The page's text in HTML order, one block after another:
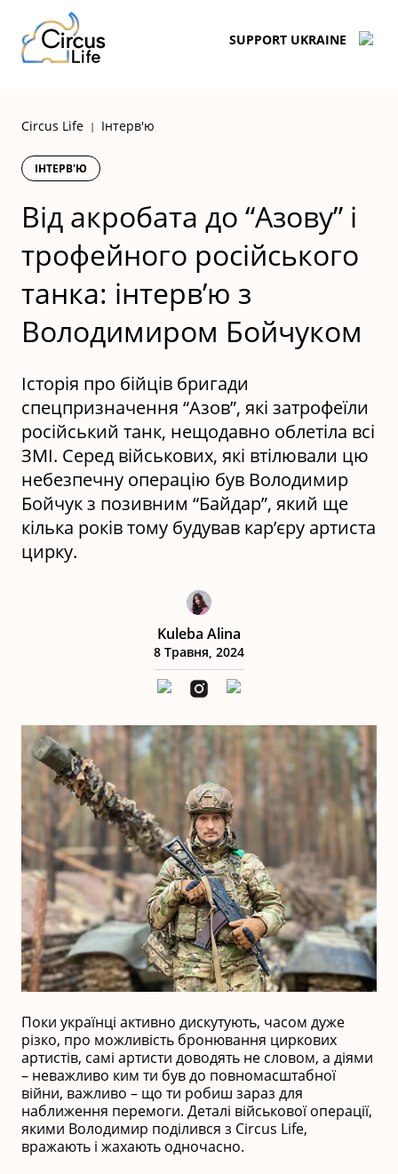
content
SUPPORT UKRAINE
Circus Life | Інтерв'ю
ІНТЕРВ'Ю
Від акробата до “Азову” і
трофейного російського
танка: інтерв’ю з
Володимиром Бойчуком
Історія про бійців бригади
спецпризначення “Азов”, які затрофеїли
російський танк, нещодавно облетіла всі
ЗМІ. Серед військових, які втілювали цю
небезпечну операцію був Володимир
Бойчук з позивним “Байдар”, який ще
кілька років тому будував кар’єру артиста
цирку.
Kuleba Alina
8 Травня, 2024
Поки українці активно дискутують, часом дуже
різко, про можливість бронювання циркових
артистів, самі артисти доводять не словом, а діями
– неважливо ким ти був до повномасштабної
війни, важливо – що ти робиш зараз для
наближення перемоги. Деталі військової операції,
якими Володимир поділився з Circus Life,
вражають і жахають одночасно.